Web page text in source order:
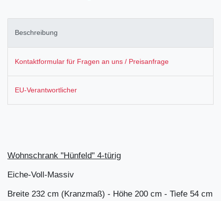
Beschreibung
Kontaktformular für Fragen an uns / Preisanfrage
EU-Verantwortlicher
Wohnschrank "Hünfeld" 4-türig
Eiche-Voll-Massiv
Breite 232 cm (Kranzmaß) - Höhe 200 cm - Tiefe 54 cm